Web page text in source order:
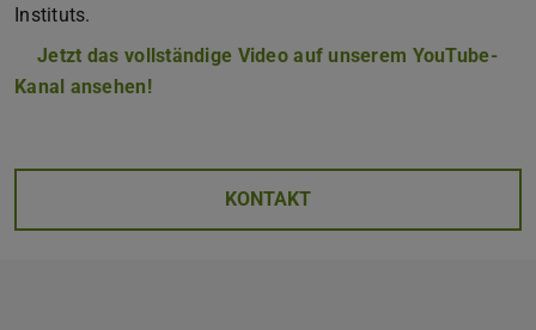
Instituts.
Jetzt das vollständige Video auf unserem YouTube-
Kanal ansehen!
KONTAKT